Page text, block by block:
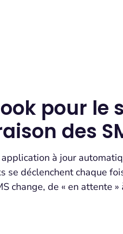
pour le
des
à jour
se déclenchent chaque
change, de « en attente »